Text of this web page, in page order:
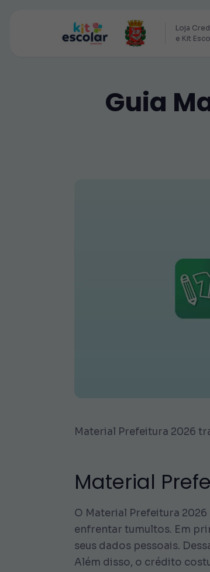
Loja
e Kit
Guia
Material Prefeitura 2026
Material
O Material Prefeitura
enfrentar tumultos. Em
seus dados pessoais.
Além disso, o crédito